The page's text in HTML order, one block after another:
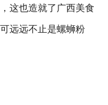
这也造就了广西美食
远远不止是螺蛳粉